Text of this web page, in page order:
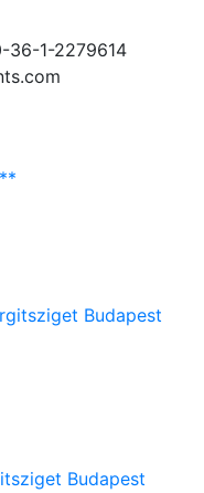
36-1-2279614
Budapest
Budapest